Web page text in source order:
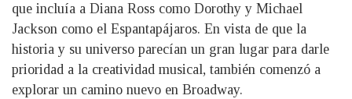
que incluía a Diana Ross como Dorothy y Michael
Jackson como el Espantapájaros. En vista de que la
historia y su universo parecían un gran lugar para darle
prioridad a la creatividad musical, también comenzó a
explorar un camino nuevo en Broadway.